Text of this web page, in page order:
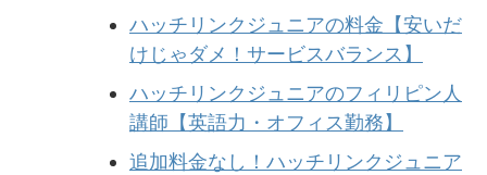
ハッチリンクジュニアの料金【安いだ
けじゃダメ！サービスバランス】
ハッチリンクジュニアのフィリピン人
講師【英語力・オフィス勤務】
追加料金なし！ハッチリンクジュニア